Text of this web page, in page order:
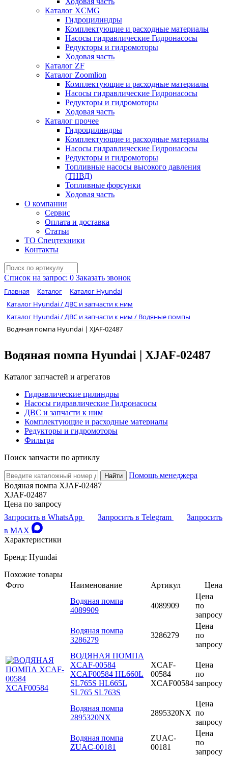
Каталог XCMG
Гидроцилиндры
Комплектующие и расходные материалы
Насосы гидравлические Гидронасосы
Редукторы и гидромоторы
Ходовая часть
Каталог ZF
Каталог Zoomlion
Комплектующие и расходные материалы
Насосы гидравлические Гидронасосы
Редукторы и гидромоторы
Ходовая часть
Каталог прочее
Гидроцилиндры
Комплектующие и расходные материалы
Насосы гидравлические Гидронасосы
Редукторы и гидромоторы
Топливные насосы высокого давления
(ТНВД)
Топливные форсунки
Ходовая часть
О компании
Сервис
Оплата и доставка
Статьи
ТО Спецтехники
Контакты
Список на запрос: 0 Заказать звонок
Главная Каталог
Каталог Hyundai
Каталог Hyundai / ДВС и запчасти к ним
Каталог Hyundai / ДВС и запчасти к ним / Водяные помпы
Водяная помпа Hyundai | XJAF-02487
Водяная помпа Hyundai | XJAF-02487
Каталог запчастей и агрегатов
Гидравлические цилиндры
Насосы гидравлические Гидронасосы
ДВС и запчасти к ним
Комплектующие и расходные материалы
Редукторы и гидромоторы
Фильтра
Поиск запчасти по артиклу
Найти
Помощь менеджера
Водяная помпа XJAF-02487
XJAF-02487
Цена по запросу
Запросить в WhatsApp
Запросить в Telegram
Запросить
в MAX
Характеристики
Бренд: Hyundai
Похожие товары
Фото
Наименование Артикул
Цена
Водяная помпа
4089909
4089909
Цена
по
запросу
Водяная помпа
3286279
3286279
Цена
по
запросу
ВОДЯНАЯ ПОМПА
XCAF-00584
XCAF00584 HL660L
SL765S HL665L
SL765 SL763S
XCAF-
00584
XCAF00584
Цена
по
запросу
Водяная помпа
2895320NX
2895320NX
Цена
по
запросу
Водяная помпа
ZUAC-00181
ZUAC-
00181
Цена
по
запросу